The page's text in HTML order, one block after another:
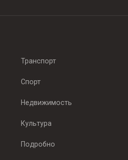
Транспорт
Спорт
Недвижимость
Культура
Подробно